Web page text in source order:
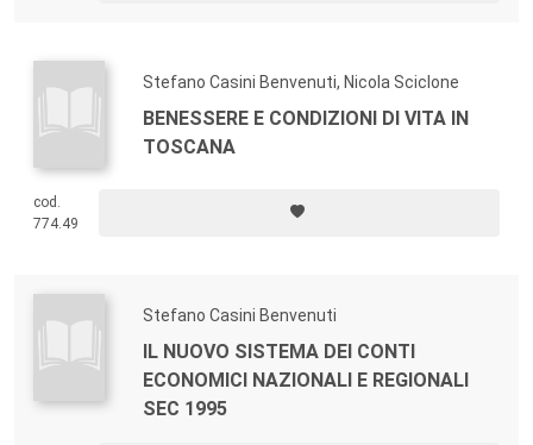
Stefano Casini Benvenuti, Nicola Sciclone
BENESSERE E CONDIZIONI DI VITA IN
TOSCANA
cod.
774.49
Stefano Casini Benvenuti
IL NUOVO SISTEMA DEI CONTI
ECONOMICI NAZIONALI E REGIONALI
SEC 1995